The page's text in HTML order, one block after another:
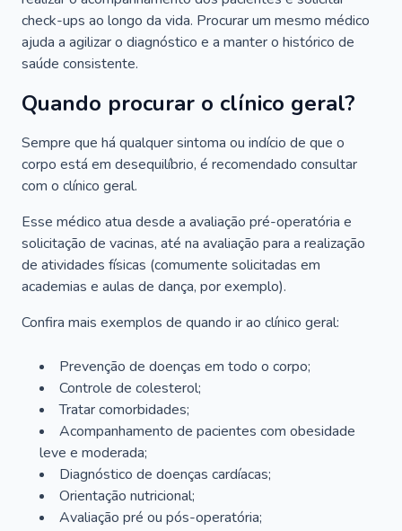
check-ups ao longo da vida. Procurar um mesmo médico
ajuda a agilizar o diagnóstico e a manter o histórico de
saúde consistente.
Quando procurar o clínico geral?
Sempre que há qualquer sintoma ou indício de que o
corpo está em desequilíbrio, é recomendado consultar
com o clínico geral.
Esse médico atua desde a avaliação pré-operatória e
solicitação de vacinas, até na avaliação para a realização
de atividades físicas (comumente solicitadas em
academias e aulas de dança, por exemplo).
Confira mais exemplos de quando ir ao clínico geral:
Prevenção de doenças em todo o corpo;
Controle de colesterol;
Tratar comorbidades;
Acompanhamento de pacientes com obesidade
leve e moderada;
Diagnóstico de doenças cardíacas;
Orientação nutricional;
Avaliação pré ou pós-operatória;